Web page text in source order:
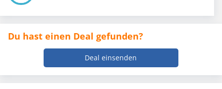
Du hast einen Deal gefunden?
Deal einsenden